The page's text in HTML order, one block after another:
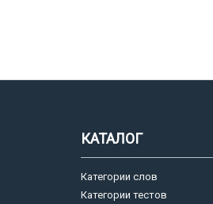
КАТАЛОГ
Категории слов
Категории тестов